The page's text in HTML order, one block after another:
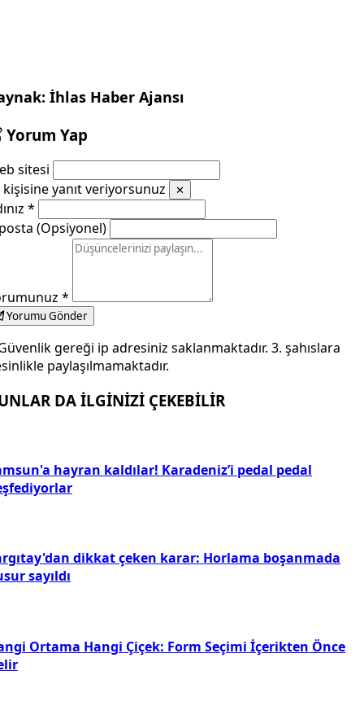
İhlas Haber Ajansı
Yorum Yap
sitesi
kişisine yanıt veriyorsunuz
✕
*
(Opsiyonel)
*
Yorumu Gönder
gereği ip adresiniz saklanmaktadır. 3. şahıslara
paylaşılmamaktadır.
DA İLGİNİZİ ÇEKEBİLİR
hayran kaldılar! Karadeniz’i pedal pedal
dikkat çeken karar: Horlama boşanmada
sayıldı
Ortama Hangi Çiçek: Form Seçimi İçerikten Önce